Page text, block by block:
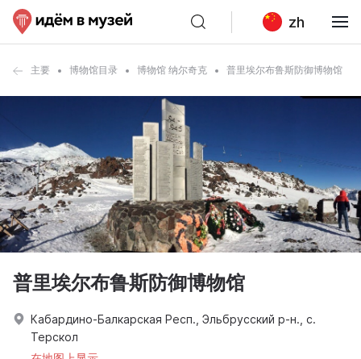
zh
主要 博物馆目录 博物馆 纳尔奇克 普里埃尔布鲁斯防御博物馆
普里埃尔布鲁斯防御博物馆
Кабардино-Балкарская Респ., Эльбрусский р-н., с.
Терскол